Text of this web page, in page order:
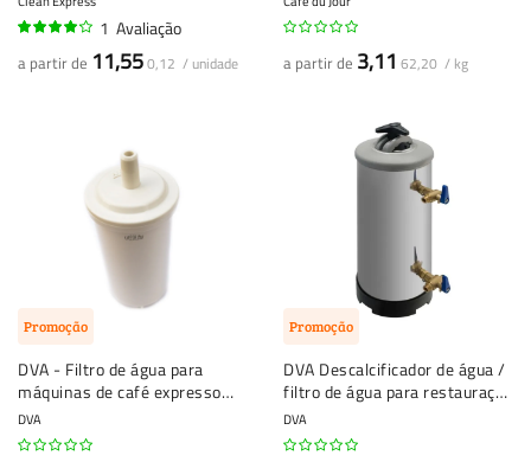
1 Avaliação
a partir de 11,550,12 / unidade a partir de 3,11 62,20 / kg
Promoção
DVA - Filtro de água para
máquinas de café expresso
Universal - 1 peça
DVA
Promoção
DVA Descalcificador de água /
filtro de água para restauração
ou uso privado
DVA